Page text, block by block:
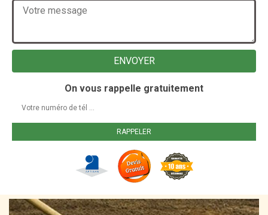
On vous rappelle gratuitement